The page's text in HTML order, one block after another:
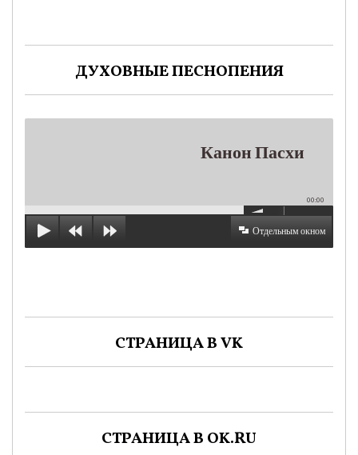
ДУХОВНЫЕ ПЕСНОПЕНИЯ
Канон Пасхи
00:00
Отдельным окном
СТРАНИЦА В VK
СТРАНИЦА В OK.RU